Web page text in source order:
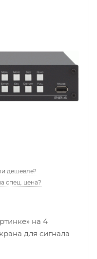
дешевле?
спец. цена?
на 4
для сигнала